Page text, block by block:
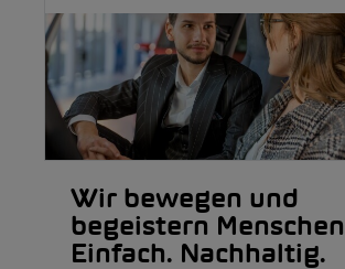
Wir bewegen und
begeistern
Einfach. Nachhaltig.